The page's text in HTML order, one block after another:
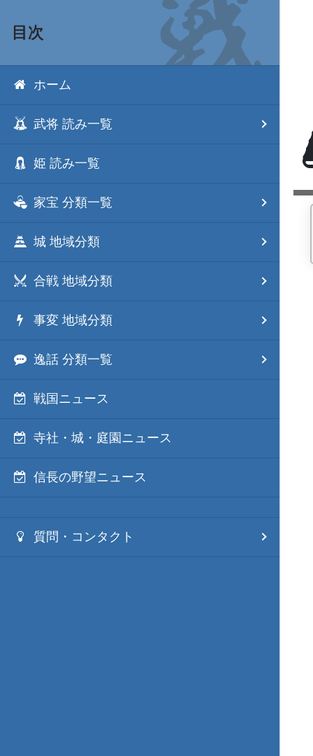
目次
ホーム
武将 読み一覧
姫 読み一覧
家宝 分類一覧
城 地域分類
合戦 地域分類
事変 地域分類
逸話 分類一覧
戦国ニュース
寺社・城・庭園ニュース
信長の野望ニュース
質問・コンタクト